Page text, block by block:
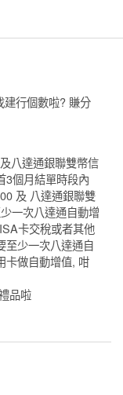
建行個數啦? 賺分
八達通銀聯雙幣信
3個月結單時段內
及 八達通銀聯雙
一次八達通自動增
卡交稅或者其他
至少一次八達通自
卡做自動增值, 咁
品啦